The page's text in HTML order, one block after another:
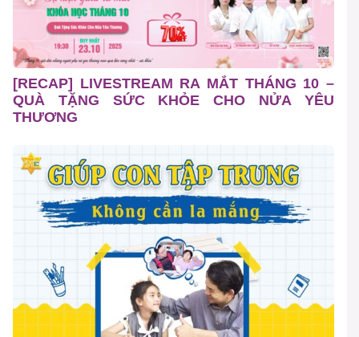
[RECAP] LIVESTREAM RA MẮT THÁNG 10 –
QUÀ TẶNG SỨC KHỎE CHO NỬA YÊU
THƯƠNG